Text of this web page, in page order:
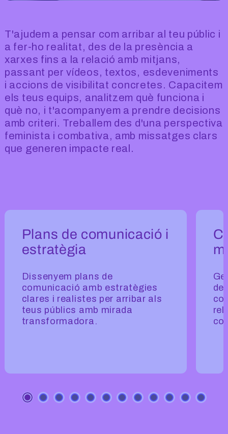
T'ajudem a pensar com arribar al teu públic i
a fer-ho realitat, des de la presència a
xarxes fins a la relació amb mitjans,
passant per vídeos, textos, esdeveniments
i accions de visibilitat concretes. Capacitem
els teus equips, analitzem què funciona i
què no, i t'acompanyem a prendre decisions
amb criteri. Treballem des d'una perspectiva
feminista i combativa, amb missatges clars
que generen impacte real.
Carrusel - Serveis comunicació
Plans de comunicació i
estratègia
Dissenyem plans de
comunicació amb estratègies
clares i realistes per arribar als
teus públics amb mirada
transformadora.